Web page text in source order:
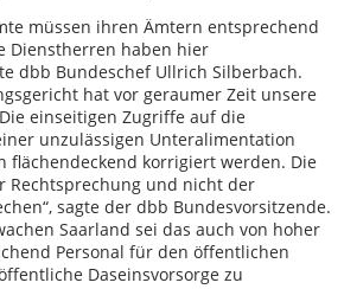
müssen ihren Ämtern entsprechend
Dienstherren haben hier
dbb Bundeschef Ullrich Silberbach.
hat vor geraumer Zeit unsere
einseitigen Zugriffe auf die
unzulässigen Unteralimentation
flächendeckend korrigiert werden. Die
Rechtsprechung und nicht der
sagte der dbb Bundesvorsitzende.
Saarland sei das auch von hoher
Personal für den öffentlichen
Daseinsvorsorge zu